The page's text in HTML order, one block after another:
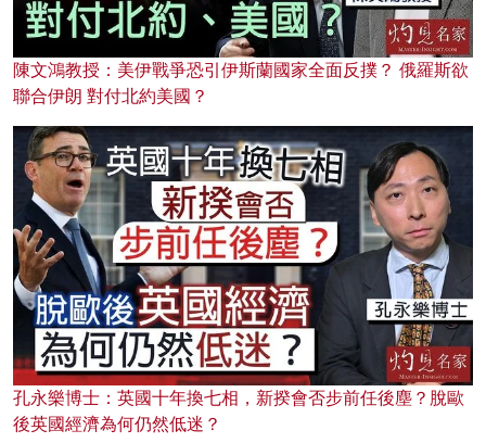
陳文鴻教授：美伊戰爭恐引伊斯蘭國家全面反撲？ 俄羅斯欲
聯合伊朗 對付北約美國？
孔永樂博士：英國十年換七相，新揆會否步前任後塵？脫歐
後英國經濟為何仍然低迷？